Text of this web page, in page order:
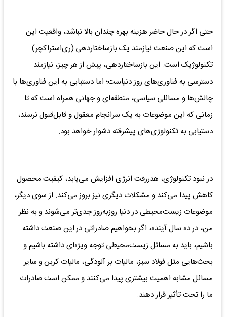
حتی اگر در حال حاضر هزینه بهره چندان بالا نباشد، واقعیت این
است که این صنعت نیازمند یک بازساختاردهی (ری‌استراکچر)
تکنولوژیک است. این بازساختاردهی، پیش از هر چیز، نیازمند
دسترسی به فناوری‌های روز دنیاست؛ اما دستیابی به این فناوری‌ها با
چالش‌ها و مسائلی سیاسی، منطقه‌ای و جهانی همراه است که تا
زمانی که این موضوعات به یک سرانجام معقول و قابل‌قبول نرسند،
دستیابی به تکنولوژی‌های پیشرفته دشوار خواهد بود.
در نبود تکنولوژی، هدررفت انرژی افزایش می‌یابد، کیفیت محصول
کاهش پیدا می‌کند و مشکلات دیگری نیز بروز می‌کند. از سوی دیگر،
موضوعات زیست‌محیطی در دنیا روزبه‌روز جدی‌تر می‌شوند و به نظر
من، در ده سال آینده، اگر بخواهیم صادراتی در این صنعت داشته
باشیم، باید به مسائل زیست‌محیطی توجه ویژه‌ای داشته باشیم و
بحث‌هایی مثل فولاد سبز، مالیات بر آلودگی، مالیات کربن و سایر
مسائل مشابه اهمیت بیشتری پیدا می‌کنند و ممکن است صادرات
ما را تحت تأثیر قرار دهند.